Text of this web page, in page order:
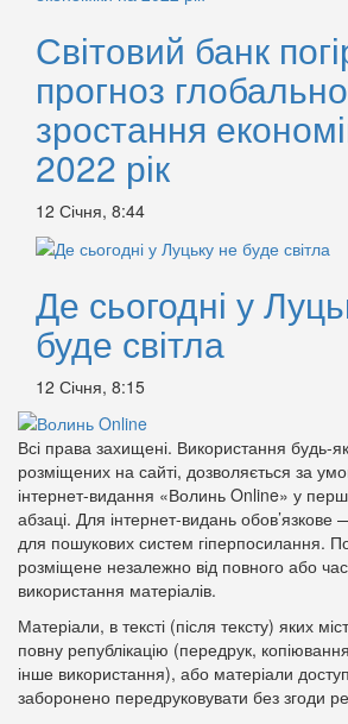
Світовий банк
прогноз
зростання
2022 рік
12 Січня, 8:44
Де сьогодні у
буде світла
12 Січня, 8:15
Всі права захищені. Використання будь-
розміщених на сайті, дозволяється за
інтернет-видання «Волинь Online» у
абзаці. Для інтернет-видань
для пошукових систем гіперпосилання.
розміщене незалежно від повного або
використання матеріалів.
Матеріали, в тексті (після тексту) яких
повну републікацію (передрук,
інше використання), або матеріали
заборонено передруковувати без згоди